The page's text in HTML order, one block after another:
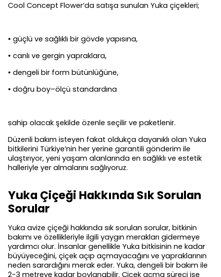
Cool Concept Flower’da satışa sunulan Yuka çiçekleri;
• güçlü ve sağlıklı bir gövde yapısına,
• canlı ve gergin yapraklara,
• dengeli bir form bütünlüğüne,
• doğru boy–ölçü standardına
sahip olacak şekilde özenle seçilir ve paketlenir.
Düzenli bakım isteyen fakat oldukça dayanıklı olan Yuka
bitkilerini Türkiye’nin her yerine garantili gönderim ile
ulaştırıyor, yeni yaşam alanlarında en sağlıklı ve estetik
halleriyle yer almalarını sağlıyoruz.
Yuka Çiçeği Hakkında Sık Sorulan
Sorular
Yuka avize çiçeği hakkında sık sorulan sorular, bitkinin
bakımı ve özellikleriyle ilgili yaygın merakları gidermeye
yardımcı olur. İnsanlar genellikle Yuka bitkisinin ne kadar
büyüyeceğini, çiçek açıp açmayacağını ve yapraklarının
neden sarardığını merak eder. Yuka, dengeli bir bakım ile
2-3 metreye kadar boylanabilir. Çiçek açma süreci ise